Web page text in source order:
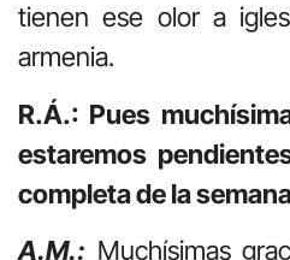
tienen ese olor a
armenia.
R.Á.: Pues
estaremos
completa de la
A.M.: Muchísimas